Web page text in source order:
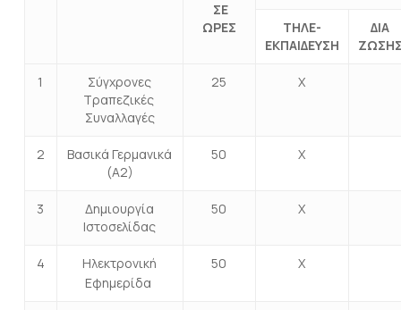
ΣΕ
ΩΡΕΣ
ΤΗΛΕ-
ΕΚΠΑΙΔΕΥΣΗ
ΔΙΑ
1
Σύγχρονες
Τραπεζικές
Συναλλαγές
25 Χ
2
Βασικά Γερμανικά
(Α2)
50 Χ
3
Δημιουργία
Ιστοσελίδας
50 Χ
4
Ηλεκτρονική
Εφημερίδα
50 Χ